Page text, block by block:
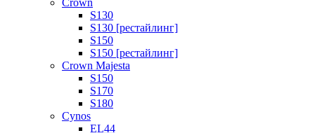
Crown
S130
S130 [рестайлинг]
S150
S150 [рестайлинг]
Crown Majesta
S150
S170
S180
Cynos
EL44